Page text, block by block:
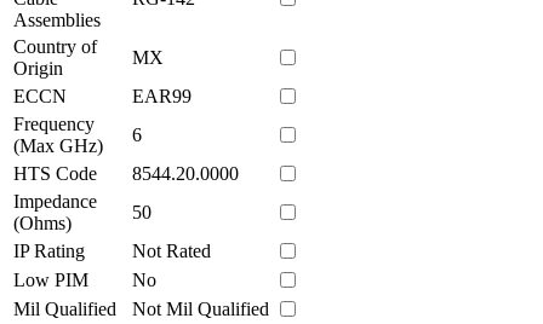
Assemblies
Country of
Origin
MX
ECCN
EAR99
Frequency
(Max GHz)
6
HTS Code
8544.20.0000
Impedance
(Ohms)
50
IP Rating
Not Rated
Low PIM
No
Mil Qualified
Not Mil Qualified